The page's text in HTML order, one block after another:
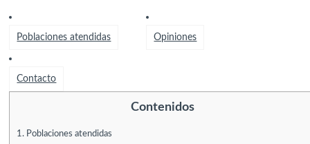
Poblaciones atendidas Opiniones
Contacto
Contenidos
1. Poblaciones atendidas